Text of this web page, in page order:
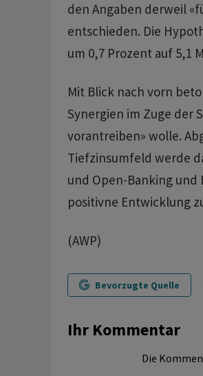
den Angaben derweil
entschieden. Die
um 0,7 Prozent auf 5,1
Mit Blick nach vorn
Synergien im Zuge der
vorantreiben» wolle.
Tiefzinsumfeld werde
und Open-Banking und
positivne Entwicklung
(AWP)
Bevorzugte Quelle
Ihr Kommentar
Die